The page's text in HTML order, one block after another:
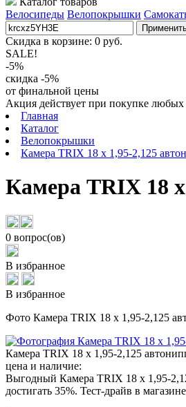
Велосипеды Велопокрышки
Скидка в корзине: 0 руб.
SALE!
-5%
скидка -5%
от финальной цены
Акция действует при покупке любых
Главная
Каталог
Велопокрышки
Камера TRIX 18 x 1,95-2,125
Камера TRIX 18 x
0 вопрос(ов)
В избранное
В избранное
Фото Камера TRIX 18 x 1,95-2,125
Камера TRIX 18 x 1,95-2,125
цена и наличие:
Выгодный Камера TRIX 18 x 1,95-
достигать 35%. Тест-драйв в